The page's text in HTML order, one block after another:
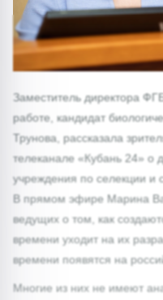
Заместитель директора
работе, кандидат
Трунова, рассказала
телеканале «Кубань 24» о
учреждения по селекции и
В прямом эфире Марина
ведущих о том, как
времени уходит на их
времени появятся на
Многие из них не имеют